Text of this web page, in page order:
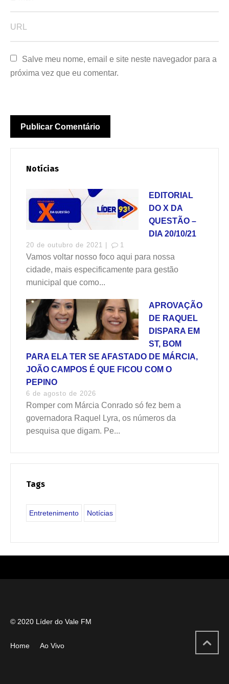
Salve meu nome, email e site neste navegador para a
próxima vez que eu comentar.
Notícias
EDITORIAL
DO X DA
QUESTÃO –
DIA 20/10/21
20 de outubro de 2021 | 1
Vamos voltar nosso foco aqui para nossa
cidade, mais especificamente para gestão
municipal que como...
APROVAÇÃO
DE RAQUEL
DISPARA EM
ST, BOM
PARA ELA TER SE AFASTADO DE MÁRCIA,
JOÃO CAMPOS É QUE FICOU COM O
PEPINO
6 de agosto de 2026
Romper com Márcia Conrado só fez bem a
governadora Raquel Lyra, os números da
pesquisa que digam. Pe...
Tags
Entretenimento Notícias
© 2020 Líder do Vale FM
Home Ao Vivo